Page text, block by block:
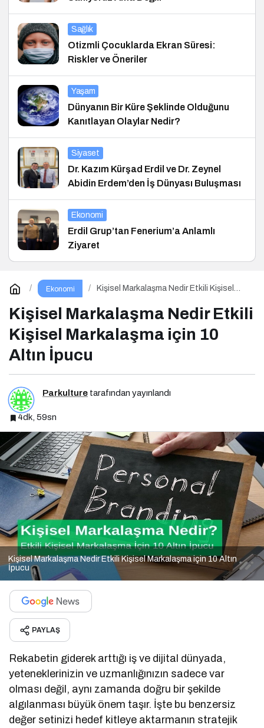
Sağlık
Otizmli Çocuklarda Ekran Süresi:
Riskler ve Öneriler
Yaşam
Dünyanın Bir Küre Şeklinde Olduğunu
Kanıtlayan Olaylar Nedir?
Siyaset
Dr. Kazım Kürşad Erdil ve Dr. Zeynel
Abidin Erdem’den İş Dünyası Buluşması
Ekonomi
Erdil Grup’tan Fenerium’a Anlamlı
Ziyaret
Ekonomi
Kişisel Markalaşma Nedir Etkili Kişisel
Kişisel Markalaşma Nedir Etkili
Kişisel Markalaşma için 10
Altın İpucu
Parkulture tarafından yayınlandı
4dk, 59sn
Kişisel Markalaşma Nedir Etkili Kişisel Markalaşma için 10 Altın
İpucu
PAYLAŞ
Rekabetin giderek arttığı iş ve dijital dünyada,
yeteneklerinizin ve uzmanlığınızın sadece var
olması değil, aynı zamanda doğru bir şekilde
algılanması büyük önem taşır. İşte bu benzersiz
değer setinizi hedef kitleye aktarmanın stratejik